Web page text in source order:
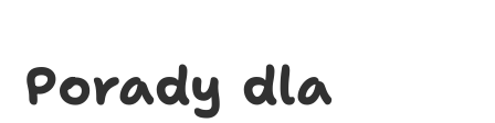
Porady dla